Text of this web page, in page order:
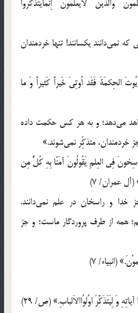
لايَعلَمونَ اِنَّمايَتَذَكَّروُا
نمى‌دانند يكسانند! تنها خردمندان
الحِكمَةَ فَقَد اُوتِىَ خَيراً كَثيراً وَ ما
مى‌دهد؛ و به هر كس حكمت داده
خردمندان، متذكِّر نمى‌شوند.»
فِى العِلمِ يَقُولُونَ آمَنّا بِهِ كُلٌّ مِن
(آل عمران/ 7)
خدا و راسخان در علم نمى‌دانند.
همه از طرف پروردگار ماست؛ و جز